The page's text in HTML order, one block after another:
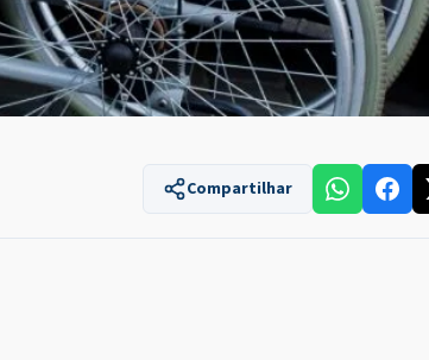
Compartilhar